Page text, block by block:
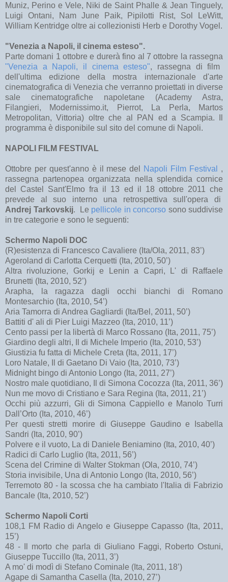
Muniz, Perino e Vele, Niki de Saint Phalle & Jean Tinguely,
Luigi Ontani, Nam June Paik, Pipilotti Rist, Sol LeWitt,
William Kentridge oltre ai collezionisti Herb e Dorothy Vogel.
"Venezia a Napoli, il cinema esteso".
Parte domani 1 ottobre e durerà fino al 7 ottobre la rassegna
"Venezia a Napoli, il cinema esteso", rassegna di film
dell'ultima edizione della mostra internazionale d'arte
cinematografica di Venezia che verranno proiettati in diverse
sale cinematografiche napoletane (Academy Astra,
Filangieri, Modernissimo.it, Pierrot, La Perla, Martos
Metropolitan, Vittoria) oltre che al PAN ed a Scampia. Il
programma è disponibile sul sito del comune di Napoli.
NAPOLI FILM FESTIVAL
Ottobre per quest'anno è il mese del Napoli Film Festival ,
rassegna partenopea organizzata nella splendida cornice
del Castel Sant'Elmo fra il 13 ed il 18 ottobre 2011 che
prevede al suo interno una retrospettiva sull'opera di
Andrej Tarkovskij. Le pellicole in concorso sono suddivise
in tre categorie e sono le seguenti:
Schermo Napoli DOC
(R)esistenza di Francesco Cavaliere (Ita/Ola, 2011, 83’)
Ageroland di Carlotta Cerquetti (Ita, 2010, 50’)
Altra rivoluzione, Gorkij e Lenin a Capri, L' di Raffaele
Brunetti (Ita, 2010, 52’)
Arapha, la ragazza dagli occhi bianchi di Romano
Montesarchio (Ita, 2010, 54’)
Aria Tamorra di Andrea Gagliardi (Ita/Bel, 2011, 50’)
Battiti d' ali di Pier Luigi Mazzeo (Ita, 2010, 11’)
Cento passi per la libertà di Marco Rossano (Ita, 2011, 75’)
Giardino degli altri, Il di Michele Imperio (Ita, 2010, 53’)
Giustizia fu fatta di Michele Creta (Ita, 2011, 17’)
Loro Natale, Il di Gaetano Di Vaio (Ita, 2010, 73’)
Midnight bingo di Antonio Longo (Ita, 2011, 27’)
Nostro male quotidiano, Il di Simona Cocozza (Ita, 2011, 36’)
Nun me movo di Cristiano e Sara Regina (Ita, 2011, 21’)
Occhi più azzurri, Gli di Simona Cappiello e Manolo Turri
Dall’Orto (Ita, 2010, 46’)
Per questi stretti morire di Giuseppe Gaudino e Isabella
Sandri (Ita, 2010, 90’)
Polvere e il vuoto, La di Daniele Beniamino (Ita, 2010, 40’)
Radici di Carlo Luglio (Ita, 2011, 56’)
Scena del Crimine di Walter Stokman (Ola, 2010, 74’)
Storia invisibile, Una di Antonio Longo (Ita, 2010, 56’)
Terremoto 80 - la scossa che ha cambiato l'Italia di Fabrizio
Bancale (Ita, 2010, 52’)
Schermo Napoli Corti
108,1 FM Radio di Angelo e Giuseppe Capasso (Ita, 2011,
15’)
48 - Il morto che parla di Giuliano Faggi, Roberto Ostuni,
Giuseppe Tuccillo (Ita, 2011, 3’)
A mo' di modì di Stefano Cominale (Ita, 2011, 18’)
Agape di Samantha Casella (Ita, 2010, 27’)